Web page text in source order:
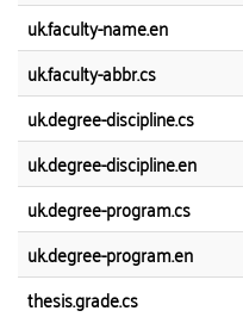
uk.faculty-name.en
uk.faculty-abbr.cs
uk.degree-discipline.cs
uk.degree-discipline.en
uk.degree-program.cs
uk.degree-program.en
thesis.grade.cs